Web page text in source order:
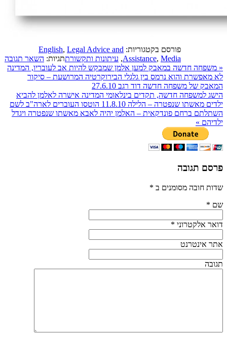
פורסם בקטגוריות: English, Legal Advice and
Assistance, Media
, עיתונות ותקשורתתגיות: השאר תגובה
« משפחה חדשה במאבק למען אלמן שמבקש להיות אב לעובריו, המדינה
לא מאפשרת והוא נרמס בין גלגלי הבירוקרטיה המרושעת – סיקור
המאבק של משפחה חדשה דוד רגב 27.6.10
הישג למשפחה חדשה, תקדים בינלאומי המדינה אישרה לאלמן להביא
ילדים מאשתו שנפטרה – הלילה 11.8.10 הוטסו העוברים לארה"ב לשם
השתלתם ברחם פונדקאית – האלמן יהיה לאבא מאשתו שנפטרה ויגדל
ילדיהם »
פרסם תגובה
שדות חובה מסומנים ב *
שם *
דואר אלקטרוני *
אתר אינטרנט
תגובה